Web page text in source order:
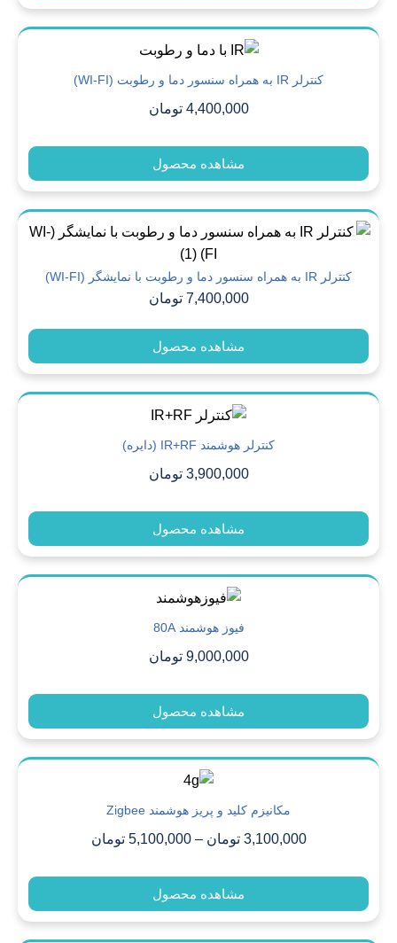
کنترلر IR به همراه سنسور دما و رطوبت (WI-FI)
4,400,000 تومان
مشاهده محصول
کنترلر IR به همراه سنسور دما و رطوبت با نمایشگر (WI-FI)
7,400,000 تومان
مشاهده محصول
کنترلر هوشمند IR+RF (دایره)
3,900,000 تومان
مشاهده محصول
فیوز هوشمند 80A
9,000,000 تومان
مشاهده محصول
مکانیزم کلید و پریز هوشمند Zigbee
3,100,000 تومان –
5,100,000 تومان
مشاهده محصول